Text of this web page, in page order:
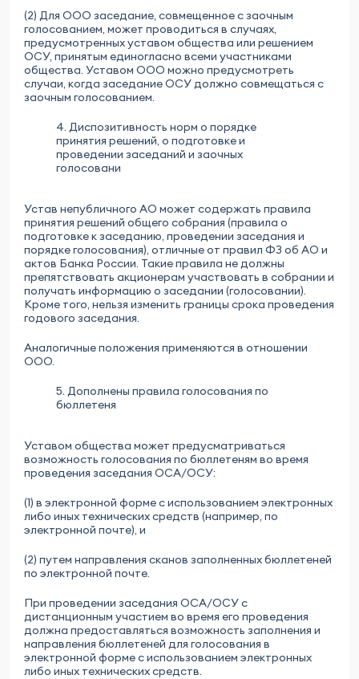
(2) Для ООО заседание, совмещенное с заочным
голосованием, может проводиться в случаях,
предусмотренных уставом общества или решением
ОСУ, принятым единогласно всеми участниками
общества. Уставом ООО можно предусмотреть
случаи, когда заседание ОСУ должно совмещаться с
заочным голосованием.
4. Диспозитивность норм о порядке
принятия решений, о подготовке и
проведении заседаний и заочных
голосовани
Устав непубличного АО может содержать правила
принятия решений общего собрания (правила о
подготовке к заседанию, проведении заседания и
порядке голосования), отличные от правил ФЗ об АО и
актов Банка России. Такие правила не должны
препятствовать акционерам участвовать в собрании и
получать информацию о заседании (голосовании).
Кроме того, нельзя изменить границы срока проведения
годового заседания.
Аналогичные положения применяются в отношении
ООО.
5. Дополнены правила голосования по
бюллетеня
Уставом общества может предусматриваться
возможность голосования по бюллетеням во время
проведения заседания ОСА/ОСУ:
(1) в электронной форме с использованием электронных
либо иных технических средств (например, по
электронной почте), и
(2) путем направления сканов заполненных бюллетеней
по электронной почте.
При проведении заседания ОСА/ОСУ с
дистанционным участием во время его проведения
должна предоставляться возможность заполнения и
направления бюллетеней для голосования в
электронной форме с использованием электронных
либо иных технических средств.